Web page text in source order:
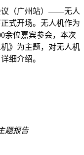
议（广州站）——无人
式开场。无人机作为
余位嘉宾参会，本次
》为主题，对无人机
细介绍。
题报告